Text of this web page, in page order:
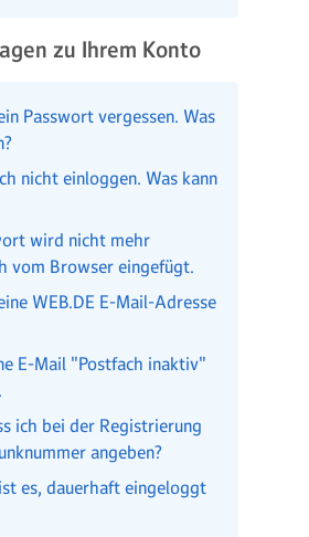
zu Ihrem Konto
Passwort vergessen. Was
nicht einloggen. Was kann
wird nicht mehr
vom Browser eingefügt.
WEB.DE E-Mail-Adresse
E-Mail "Postfach inaktiv"
ich bei der Registrierung
angeben?
es, dauerhaft eingeloggt